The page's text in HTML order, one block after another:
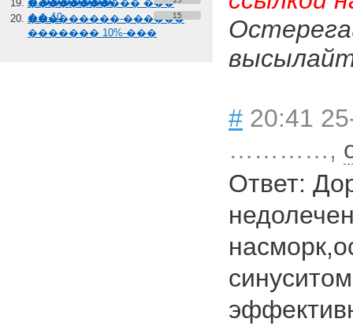
����������� ���
��-10
���������-������
������� 10%-���
15
# 20:41
…………,
Ответ: